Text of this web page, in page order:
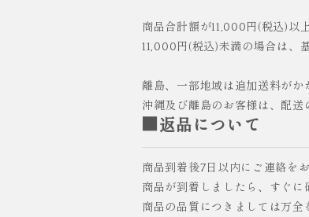
商品合計額が11,000円(税込)以
11,000円(税込)未満の場合は、
離島、一部地域は追加送料がか
沖縄及び離島のお客様は、配送
■返品について
商品到着後7日以内にご連絡を
商品が到着しましたら、すぐに
商品の品質につきましては万